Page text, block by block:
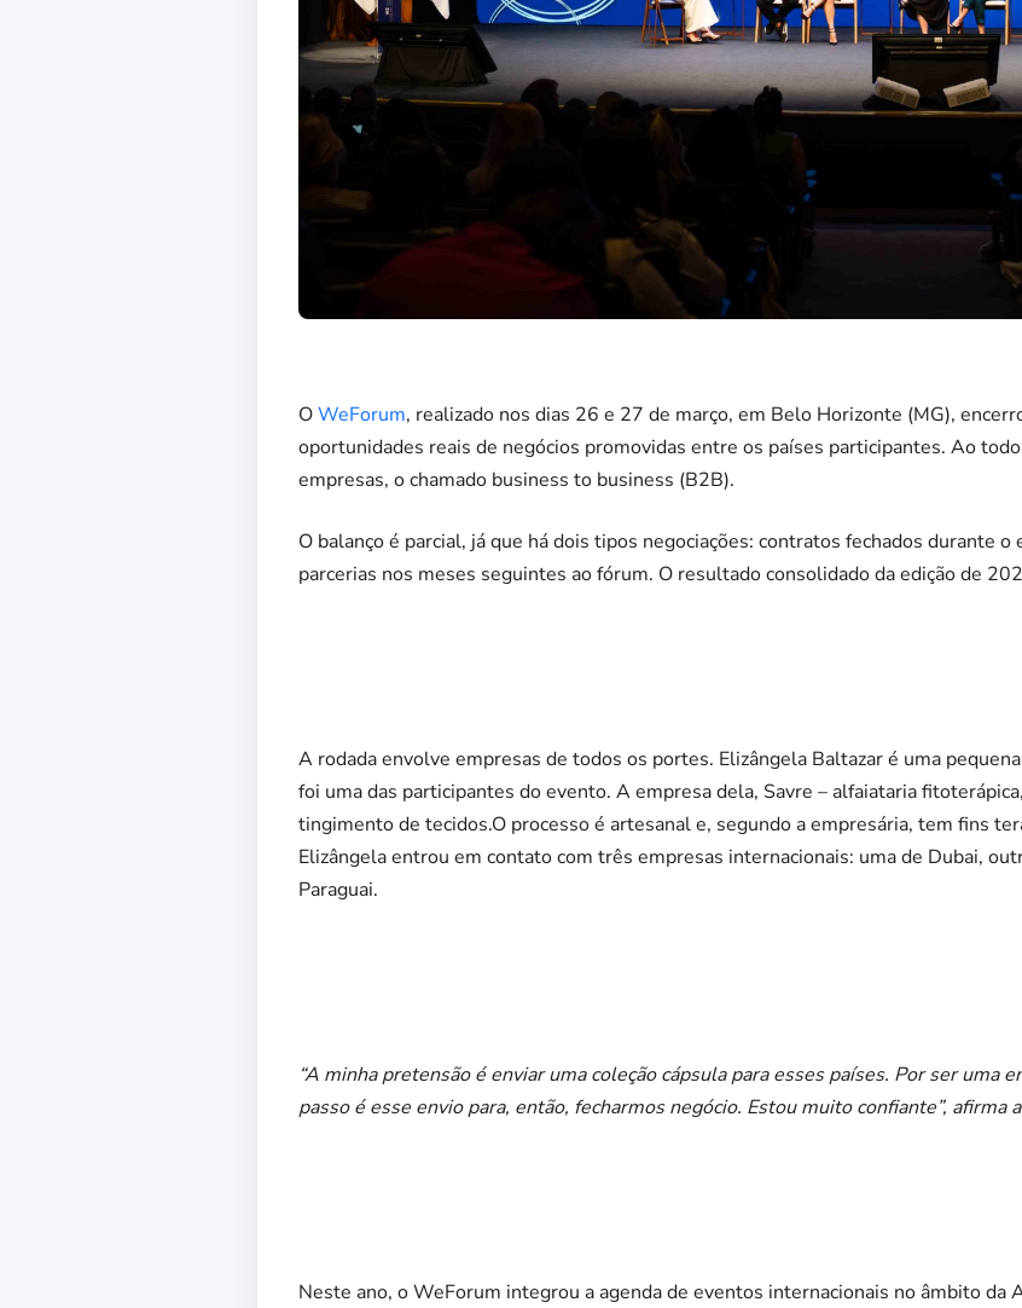
OWeForum, realizado nos dias 26 e 27 de março, em Belo Horizonte (MG),
oportunidades reais de negócios promovidas entre os países participantes. Ao
empresas, o chamado business to business (B2B).
O balanço é parcial, já que há dois tipos negociações: contratos fechados durante
parcerias nos meses seguintes ao fórum. O resultado consolidado da edição de
A rodada envolve empresas de todos os portes. Elizângela Baltazar é uma
foi uma das participantes do evento. A empresa dela, Savre – alfaiataria
tingimento de tecidos.O processo é artesanal e, segundo a empresária, tem fins
Elizângela entrou em contato com três empresas internacionais: uma de Dubai,
Paraguai.
“A minha pretensão é enviar uma coleção cápsula para esses países. Por ser uma
passo é esse envio para, então, fecharmos negócio. Estou muito confiante”, afirma
Neste ano, o WeForum integrou a agenda de eventos internacionais no âmbito da